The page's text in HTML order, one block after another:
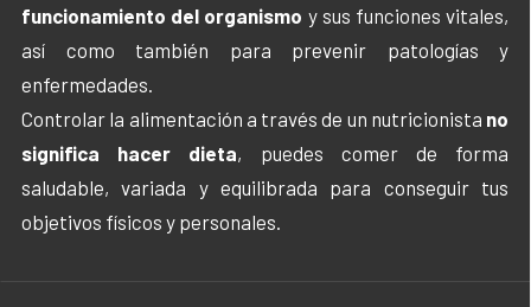
funcionamiento del organismo y sus funciones vitales,
así como también para prevenir patologías y
enfermedades.
Controlar la alimentación a través de un nutricionista no
significa hacer dieta, puedes comer de forma
saludable, variada y equilibrada para conseguir tus
objetivos físicos y personales.